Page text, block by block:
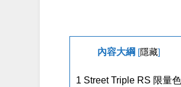
內容大綱 隱藏
1 Street Triple RS 限量色